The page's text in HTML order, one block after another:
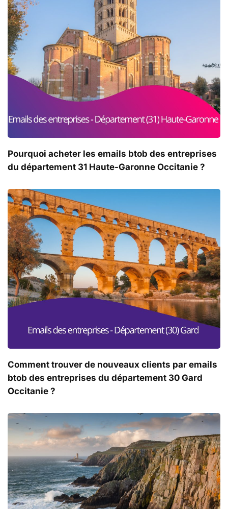
Pourquoi acheter les emails btob des entreprises
du département 31 Haute-Garonne Occitanie ?
Comment trouver de nouveaux clients par emails
btob des entreprises du département 30 Gard
Occitanie ?